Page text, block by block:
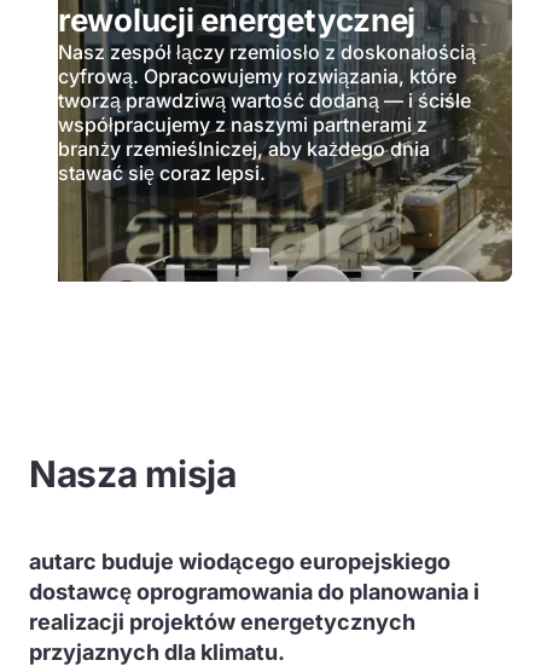
rewolucji energetycznej
Nasz zespół łączy rzemiosło z doskonałością
cyfrową. Opracowujemy rozwiązania, które
tworzą prawdziwą wartość dodaną — i ściśle
współpracujemy z naszymi partnerami z
branży rzemieślniczej, aby każdego dnia
stawać się coraz lepsi.
Nasza misja
autarc buduje wiodącego europejskiego
dostawcę oprogramowania do planowania i
realizacji projektów energetycznych
przyjaznych dla klimatu.